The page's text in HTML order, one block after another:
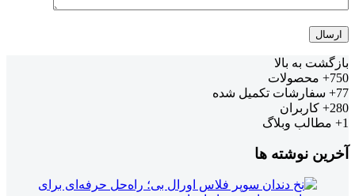
بازگشت به بالا
750+
محصولات
77+
سفارشات تکمیل شده
280+
کاربران
1+
مطالب وبلاگ
آخرین نوشته ها